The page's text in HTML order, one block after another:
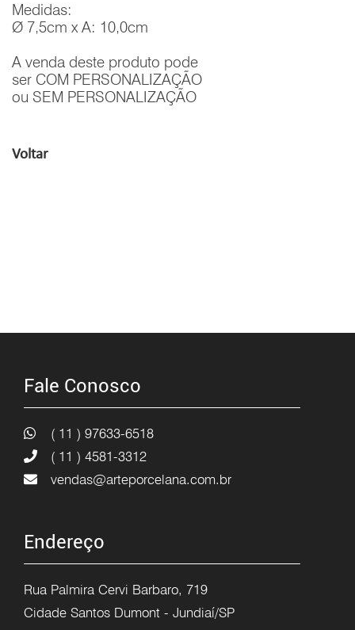
Medidas:
Ø 7,5cm x A: 10,0cm
A venda deste produto pode
ser COM PERSONALIZAÇÃO
ou SEM PERSONALIZAÇÃO
Voltar
Fale Conosco
( 11 ) 97633-6518
( 11 ) 4581-3312
vendas@arteporcelana.com.br
Endereço
Rua Palmira Cervi Barbaro, 719
Cidade Santos Dumont - Jundiaí/SP